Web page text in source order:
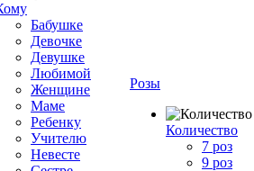
Бабушке
Девочке
Девушке
Любимой
Женщине
Маме
Ребенку
Учителю
Невесте
Розы
Количество
7 роз
9 роз